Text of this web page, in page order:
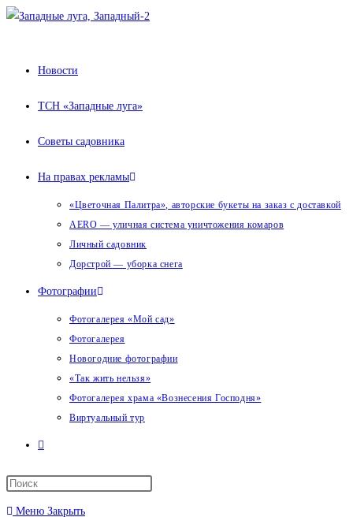
Перейти
Новости
ТСН «Западные луга»
Советы садовника
На правах рекламы
«Цветочная Палитра», авторские букеты на заказ с доставкой
AERO — уличная система уничтожения комаров
Личный садовник
Дорстрой — уборка снега
Фотографии
Фотогалерея «Мой сад»
Фотогалерея
Новогодние фотографии
«Так жить нельзя»
Фотогалерея храма «Вознесения Господня»
Виртуальный тур
Переключить
поиск
Меню Закрыть